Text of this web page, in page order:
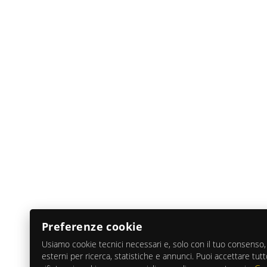
Preferenze cookie
Usiamo cookie tecnici necessari e, solo con il tuo consenso,
esterni per ricerca, statistiche e annunci. Puoi accettare